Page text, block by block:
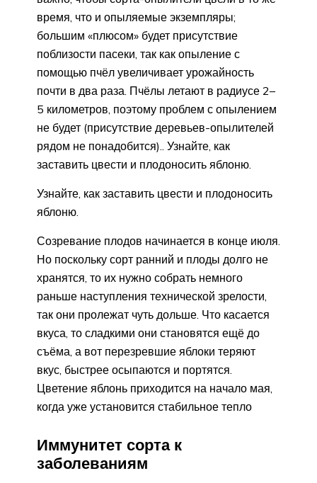
время, что и опыляемые экземпляры;
большим «плюсом» будет присутствие
поблизости пасеки, так как опыление с
помощью пчёл увеличивает урожайность
почти в два раза. Пчёлы летают в радиусе 2–
5 километров, поэтому проблем с опылением
не будет (присутствие деревьев-опылителей
рядом не понадобится).. Узнайте, как
заставить цвести и плодоносить яблоню.
Узнайте, как заставить цвести и плодоносить
яблоню.
Созревание плодов начинается в конце июля.
Но поскольку сорт ранний и плоды долго не
хранятся, то их нужно собрать немного
раньше наступления технической зрелости,
так они пролежат чуть дольше. Что касается
вкуса, то сладкими они становятся ещё до
съёма, а вот перезревшие яблоки теряют
вкус, быстрее осыпаются и портятся.
Цветение яблонь приходится на начало мая,
когда уже установится стабильное тепло
Иммунитет сорта к
заболеваниям